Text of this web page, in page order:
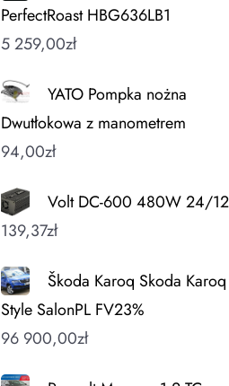
PerfectRoast HBG636LB1
5 259,00zł
YATO Pompka nożna
Dwutłokowa z manometrem
94,00zł
Volt DC-600 480W 24/
139,37zł
Škoda Karoq Skoda Karoq
Style SalonPL FV23%
96 900,00zł